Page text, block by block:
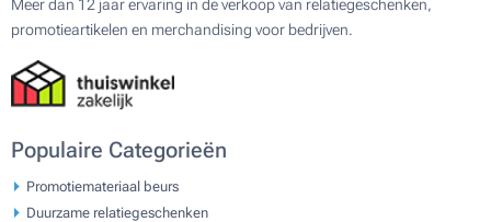
Meer dan 12 jaar ervaring in de verkoop van relatiegeschenken,
promotieartikelen en merchandising voor bedrijven.
Populaire Categorieën
Promotiemateriaal beurs
Duurzame relatiegeschenken